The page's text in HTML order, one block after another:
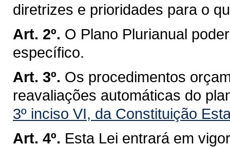
diretrizes e prioridades para o
Art. 2º. O Plano Plurianual
específico.
Art. 3º. Os procedimentos
reavaliações automáticas do
3º inciso VI, da Constituição
Art. 4º. Esta Lei entrará em